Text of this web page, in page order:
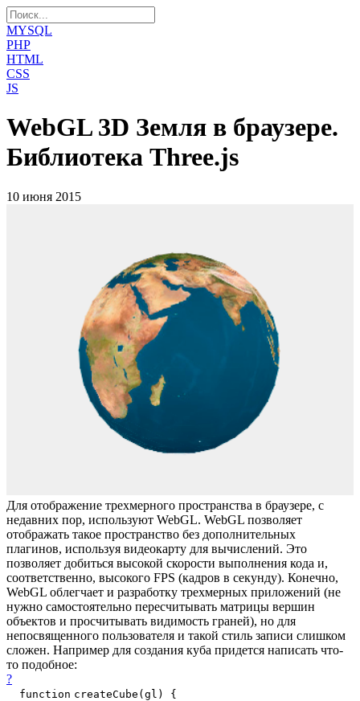
MYSQL
PHP
HTML
CSS
JS
WebGL 3D Земля в браузере.
Библиотека Three.js
10 июня 2015
Для отображение трехмерного пространства в браузере, с
недавних пор, используют WebGL. WebGL позволяет
отображать такое пространство без дополнительных
плагинов, используя видеокарту для вычислений. Это
позволяет добиться высокой скорости выполнения кода и,
соответственно, высокого FPS (кадров в секунду). Конечно,
WebGL облегчает и разработку трехмерных приложений (не
нужно самостоятельно пересчитывать матрицы вершин
объектов и просчитывать видимость граней), но для
непосвященного пользователя и такой стиль записи слишком
сложен. Например для создания куба придется написать что-
то подобное:
?
function createCube(gl) {